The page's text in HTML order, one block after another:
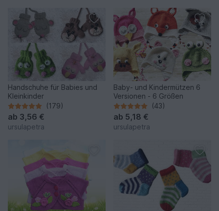
Handschuhe für Babies und
Kleinkinder
(179)
ab 3,56 €
ursulapetra
Baby- und Kindermützen 6
Versionen - 6 Größen
(43)
ab 5,18 €
ursulapetra